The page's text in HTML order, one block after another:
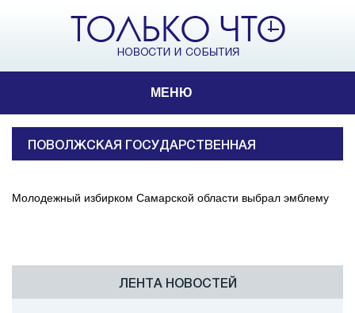
МЕНЮ
ПОВОЛЖСКАЯ ГОСУДАРСТВЕННАЯ
Молодежный избирком Самарской области выбрал эмблему
ЛЕНТА НОВОСТЕЙ